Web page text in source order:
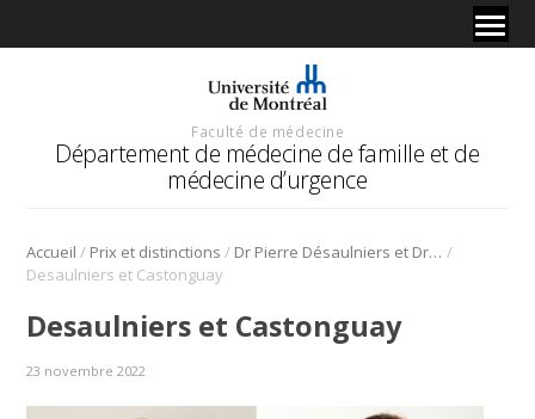
Faculté de médecine
Département de médecine de famille et de
médecine d’urgence
Accueil / Prix et distinctions / Dr Pierre Désaulniers et Dre Véronique Castonguay lauréats des nouveaux Prix d’excellence de l’ASMUQ /
Desaulniers et Castonguay
Desaulniers et Castonguay
23 novembre 2022